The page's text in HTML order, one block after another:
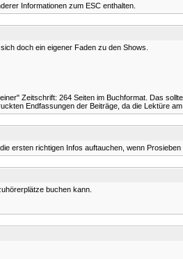
Informationen zum ESC enthalten.
doch ein eigener Faden zu den Shows.
Zeitschrift: 264 Seiten im Buchformat. Das
Endfassungen der Beiträge, da die Lektüre
ersten richtigen Infos auftauchen, wenn
buchen kann.